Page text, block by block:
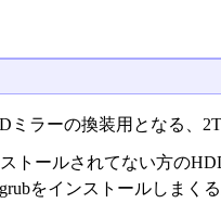
ミラーの換装用となる、
トールされてない方の
をインストールしまく